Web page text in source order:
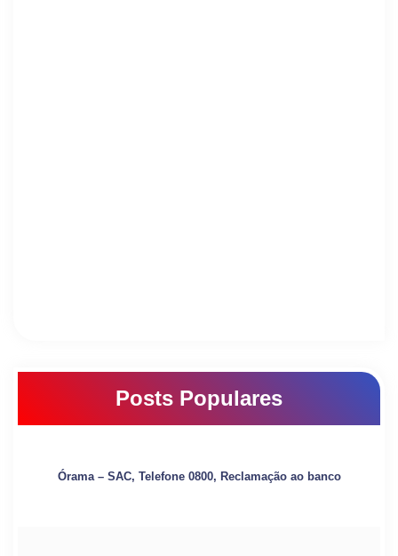
Posts Populares
Órama – SAC, Telefone 0800, Reclamação ao banco